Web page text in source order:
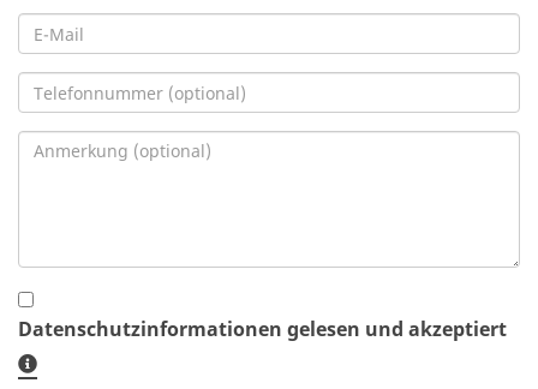
Mail
Telefonnummer
Anmerkung
Datenschutzinformationen gelesen und akzeptiert